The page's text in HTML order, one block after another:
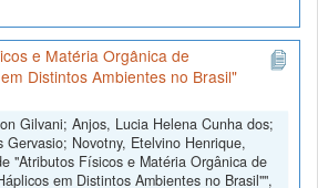
e Matéria Orgânica de
Distintos Ambientes no Brasil"
Gilvani; Anjos, Lucia Helena Cunha dos;
Gervasio; Novotny, Etelvino Henrique,
"Atributos Físicos e Matéria Orgânica de
em Distintos Ambientes no Brasil"",